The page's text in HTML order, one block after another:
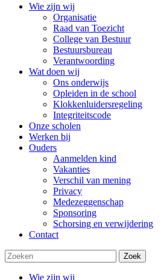
Wie zijn wij
Organisatie
Raad van Toezicht
College van Bestuur
Bestuursbureau
Verantwoording
Wat doen wij
Ons onderwijs
Opleiden in de school
Klokkenluidersregeling
Integriteitscode
Onze scholen
Werken bij
Ouders
Aanmelden kind
Vakanties
Verschil van mening
Privacy
Medezeggenschap
Sponsoring
Schorsing en verwijdering
Contact
Zoek
Wie zijn wij